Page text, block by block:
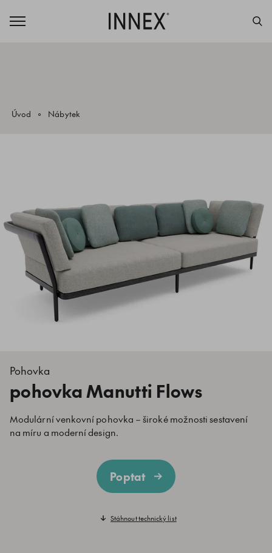
Úvod Nábytek
Pohovka
pohovka Manutti Flows
Modulární venkovní pohovka – široké možnosti sestavení
na míru a moderní design.
Poptat
Stáhnout technický list